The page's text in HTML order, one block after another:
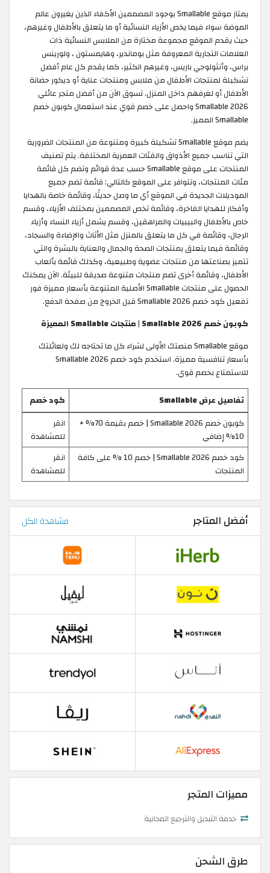
يمتاز موقع Smallable بوجود المصممين الأكفاء الذين يغيرون عالم
الموضة سواء فيما يخص الأزياء النسائية أو ما يتعلق بالأطفال وغيرهم،
حيث يقدم الموقع مجموعة مختارة من الملابس النسائية ذات
العلامات التجارية المعروفة مثل بوماندير، وهايمستون ، ولورينس
براس، وأنثولوجي باريس، وغيرهم الكثير، كما يقدم كل عام أفضل
تشكيلة لمنتجات الأطفال من ملابس ومنتجات عناية أو ديكور حضانة
الأطفال أو لغرفهم داخل المنزل. تسوق الآن من أفضل متجر عائلي
Smallable 2026 واحصل على خصم قوي عند استعمال كوبون خصم
Smallable المميز.
يضم موقع Smallable تشكيلة كبيرة ومتنوعة من المنتجات الضرورية
التي تناسب جميع الأذواق والفئات العمرية المختلفة. يتم تصنيف
المنتجات على موقع Smallable حسب عدة قوائم وتضم كل قائمة
مئات المنتجات، وتتوافر على الموقع كالتالي: قائمة تضم جميع
الموديلات الجديدة في الموقع أي ما وصل حديثًا، وقائمة خاصة بالهدايا
وأفكار للهدايا الفاخرة، وقائمة تخص المصممين بمختلف الأزياء، وقسم
خاص بالأطفال والبيبيات والمراهقين، وقسم يشمل أزياء النساء وأزياء
الرجال، وقائمة في كل ما يتعلق بالمنزل مثل الأثاث والإضاءة والسجاد،
وقائمة فيما يتعلق بمنتجات الصحة والجمال والعناية بالبشرة والتي
تتميز بصناعتها من منتجات عضوية وطبيعية، وكذلك قائمة بألعاب
الأطفال، وقائمة أخرى تضم منتجات متنوعة صديقة للبيئة. الآن يمكنك
الحصول على منتجات Smallable الأصلية المتنوعة بأسعار مميزة فور
تفعيل كود خصم Smallable 2026 قبل الخروج من صفحة الدفع.
كوبون خصم Smallable 2026 | منتجات Smallable المميزة
موقع Smallable منصتك الأولى لشراء كل ما تحتاجه لك ولعائلتك
بأسعار تنافسية مميزة. استخدم كود خصم Smallable 2026
للاستمتاع بخصم قوي.
تفاصيل عرض Smallable
كود خصم
كوبون خصم Smallable 2026 | خصم بقيمة 70% +
10% إضافي
انقر
للمشاهدة
كود خصم Smallable 2026 | خصم 10 % على كافة
المنتجات
انقر
للمشاهدة
أفضل المتاجر مشاهدة الكل
مميزات المتجر
خدمة التبديل والترجيع المجانية
طرق الشحن